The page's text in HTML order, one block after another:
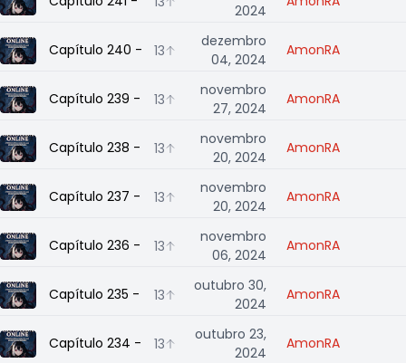
2024
Capítulo 240 - 《TERREMOTO, TROVÃO, FOGO E UM
13
dezembro
04, 2024
AmonRA
Capítulo 239 - 《A SANTA E O CORVO VERMELHO II》
13
novembro
27, 2024
AmonRA
Capítulo 238 - 《AVANÇAR COM SAPATINHOS DE CRISTAL
13
novembro
20, 2024
AmonRA
Capítulo 237 - 《QUADRO DE AVISOS OFICIAL XXI》
13
novembro
20, 2024
AmonRA
Capítulo 236 - 《A SANTA E O CORVO VERMELHO》
13
novembro
06, 2024
AmonRA
Capítulo 235 - 《AVANÇAR COM SAPATINHOS DE CRISTAL
13
outubro 30,
2024
AmonRA
Capítulo 234 - 《PERSONALIDADE DUPLA VIRTUAL》
13
outubro 23,
2024
AmonRA